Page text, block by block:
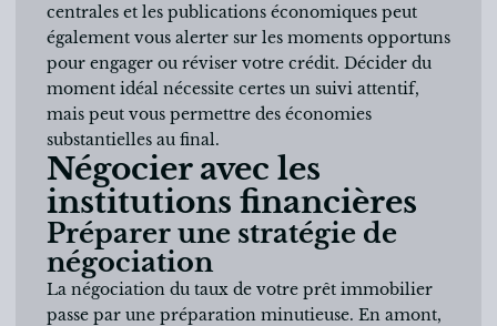
centrales et les publications économiques peut
également vous alerter sur les moments opportuns
pour engager ou réviser votre crédit. Décider du
moment idéal nécessite certes un suivi attentif,
mais peut vous permettre des économies
substantielles au final.
Négocier avec les
institutions financières
Préparer une stratégie de
négociation
La négociation du taux de votre prêt immobilier
passe par une préparation minutieuse. En amont,